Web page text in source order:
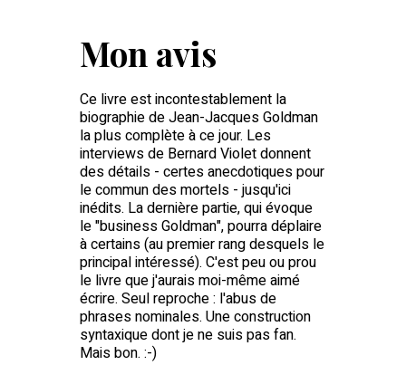
Mon avis
Ce livre est incontestablement la
biographie de Jean-Jacques Goldman
la plus complète à ce jour. Les
interviews de Bernard Violet donnent
des détails - certes anecdotiques pour
le commun des mortels - jusqu'ici
inédits. La dernière partie, qui évoque
le "business Goldman", pourra déplaire
à certains (au premier rang desquels le
principal intéressé). C'est peu ou prou
le livre que j'aurais moi-même aimé
écrire. Seul reproche : l'abus de
phrases nominales. Une construction
syntaxique dont je ne suis pas fan.
Mais bon. :-)